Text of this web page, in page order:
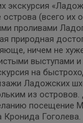
экскурсия
(всего их
проливами
природная
ничем не
выступами
на
Ладожских
из островов.
посещение
Кронида Гоголева.